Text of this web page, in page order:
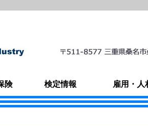
険 検定情報 雇用・人